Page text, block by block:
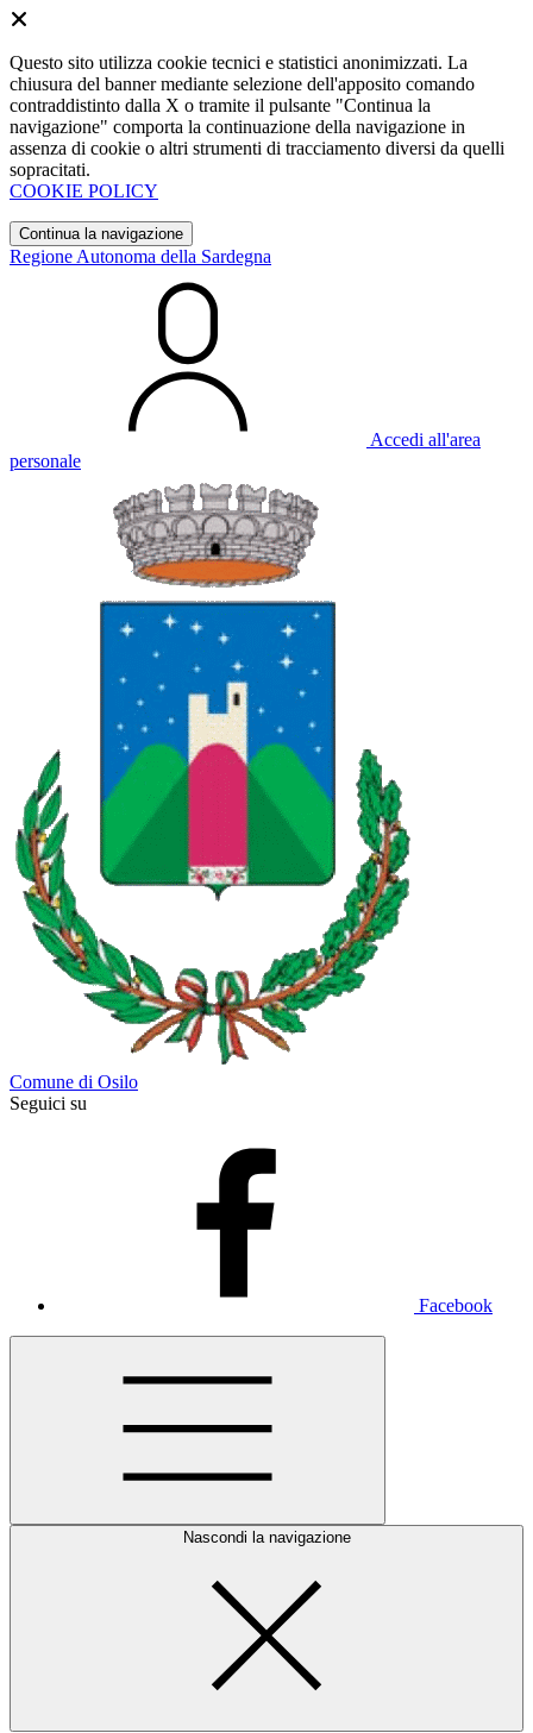
Questo sito utilizza cookie tecnici e statistici anonimizzati. La
chiusura del banner mediante selezione dell'apposito comando
contraddistinto dalla X o tramite il pulsante "Continua la
navigazione" comporta la continuazione della navigazione in
assenza di cookie o altri strumenti di tracciamento diversi da quelli
sopracitati.
COOKIE POLICY
Continua la navigazione
Regione Autonoma della Sardegna
Accedi all'area
personale
Comune di Osilo
Seguici su
Facebook
Nascondi la navigazione